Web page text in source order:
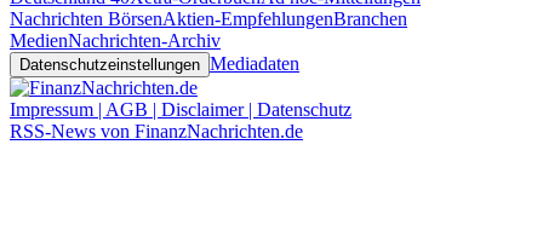
Nachrichten BörsenAktien-EmpfehlungenBranchen
MedienNachrichten-Archiv
Datenschutzeinstellungen Mediadaten
Impressum | AGB | Disclaimer | Datenschutz
RSS-News von FinanzNachrichten.de